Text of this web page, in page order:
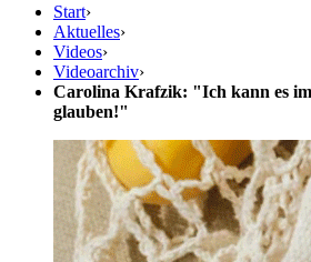
Start›
Aktuelles›
Videos›
Videoarchiv›
Carolina Krafzik: "Ich kann es
glauben!"